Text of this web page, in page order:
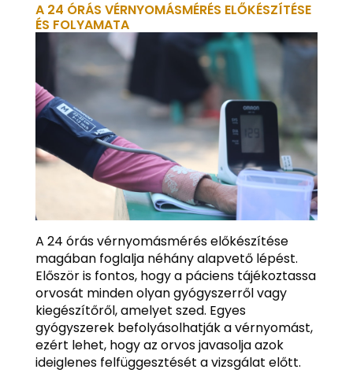
A 24 ÓRÁS VÉRNYOMÁSMÉRÉS ELŐKÉSZÍTÉSE
ÉS FOLYAMATA
A 24 órás vérnyomásmérés előkészítése
magában foglalja néhány alapvető lépést.
Először is fontos, hogy a páciens tájékoztassa
orvosát minden olyan gyógyszerről vagy
kiegészítőről, amelyet szed. Egyes
gyógyszerek befolyásolhatják a vérnyomást,
ezért lehet, hogy az orvos javasolja azok
ideiglenes felfüggesztését a vizsgálat előtt.